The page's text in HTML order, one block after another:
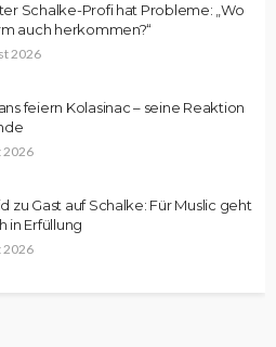
Schalke-Profi hat Probleme: „Wo
auch herkommen?“
2026
feiern Kolasinac – seine Reaktion
2026
zu Gast auf Schalke: Für Muslic geht
in Erfüllung
2026